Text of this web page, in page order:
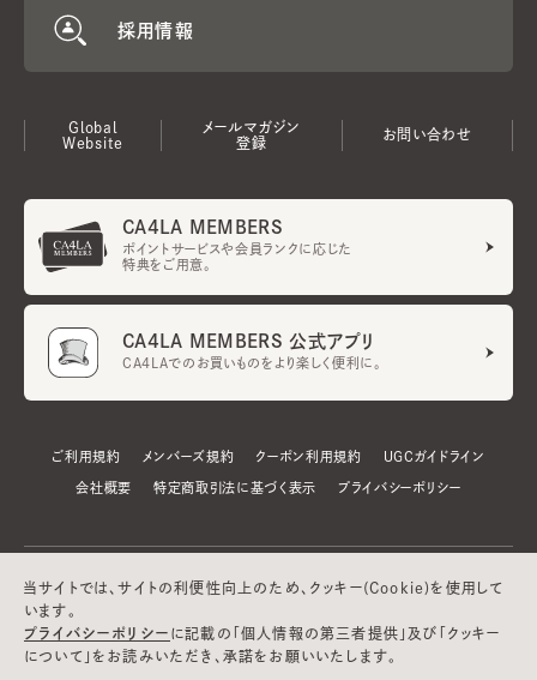
採用情報
Global
Website
メールマガジン
登録
お問い合わせ
CA4LA MEMBERS
ポイントサービスや会員ランクに応じた
特典をご用意。
CA4LA MEMBERS 公式アプリ
CA4LAでのお買いものをより楽しく便利に。
ご利用規約 メンバーズ規約 クーポン利用規約 UGCガイドライン
会社概要 特定商取引法に基づく表示 プライバシーポリシー
当サイトでは、サイトの利便性向上のため、クッキー(Cookie)を使用して
います。
プライバシーポリシー に記載の「個人情報の第三者提供」及び「クッキー
について」をお読みいただき、承諾をお願いいたします。